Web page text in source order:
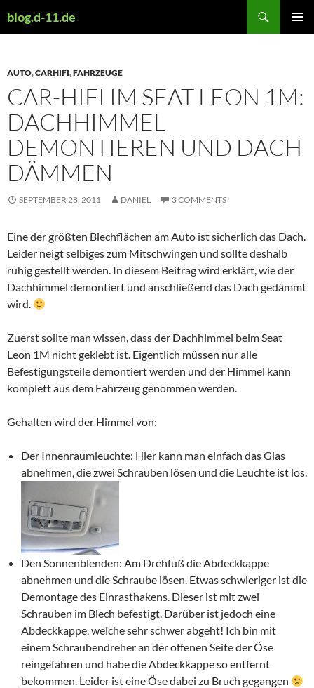
toblog.d-11.de
AUTO,CARHIFI,FAHRZEUGE
CAR-HIFI IM SEAT LEON 1M:
DACHHIMMEL
DEMONTIEREN UND DACH
DÄMMEN
SEPTEMBER 28, 2011 DANIEL 3 COMMENTS
Eine der größten Blechflächen am Auto ist sicherlich das Dach.
Leider neigt selbiges zum Mitschwingen und sollte deshalb
ruhig gestellt werden. In diesem Beitrag wird erklärt, wie der
Dachhimmel demontiert und anschließend das Dach gedämmt
wird.
Zuerst sollte man wissen, dass der Dachhimmel beim Seat
Leon 1M nicht geklebt ist. Eigentlich müssen nur alle
Befestigungsteile demontiert werden und der Himmel kann
komplett aus dem Fahrzeug genommen werden.
Gehalten wird der Himmel von:
Der Innenraumleuchte: Hier kann man einfach das Glas
abnehmen, die zwei Schrauben lösen und die Leuchte ist los.
Den Sonnenblenden: Am Drehfuß die Abdeckkappe
abnehmen und die Schraube lösen. Etwas schwieriger ist die
Demontage des Einrasthakens. Dieser ist mit zwei
Schrauben im Blech befestigt, Darüber ist jedoch eine
Abdeckkappe, welche sehr schwer abgeht! Ich bin mit
einem Schraubendreher an der offenen Seite der Öse
reingefahren und habe die Abdeckkappe so entfernt
bekommen. Leider ist eine Öse dabei zu Bruch gegangen